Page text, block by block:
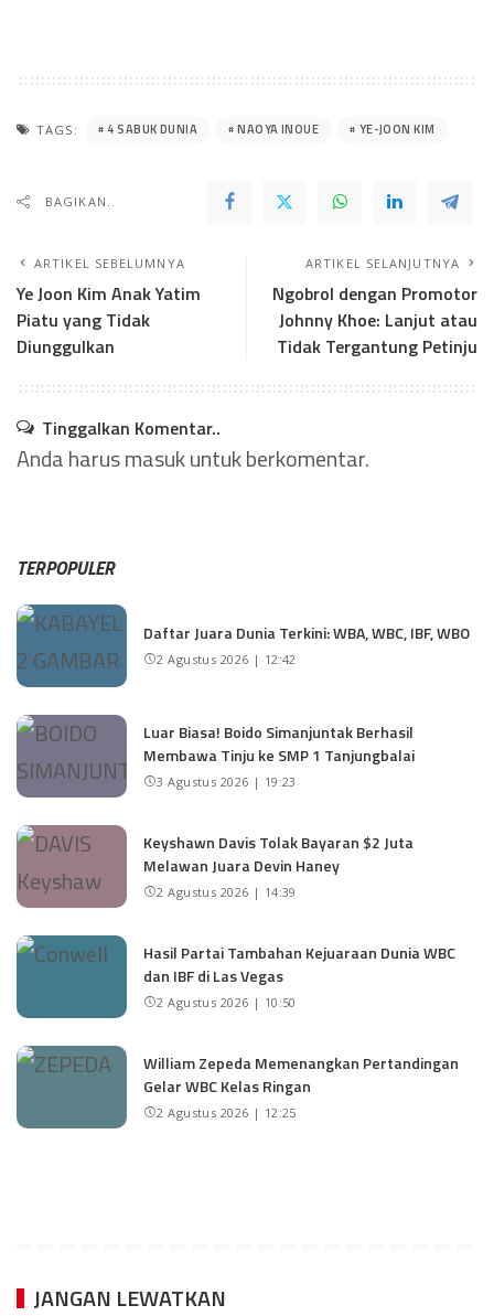
TAGS: 4 SABUK DUNIA NAOYA INOUE YE-JOON KIM
BAGIKAN..
ARTIKEL SEBELUMNYA
Ye Joon Kim Anak Yatim
Piatu yang Tidak
Diunggulkan
ARTIKEL SELANJUTNYA
Ngobrol dengan Promotor
Johnny Khoe: Lanjut atau
Tidak Tergantung Petinju
Tinggalkan Komentar..
Anda harusmasukuntuk berkomentar.
TERPOPULER
Daftar Juara Dunia Terkini: WBA, WBC, IBF, WBO
2 Agustus 2026 | 12:42
Luar Biasa! Boido Simanjuntak Berhasil
Membawa Tinju ke SMP 1 Tanjungbalai
3 Agustus 2026 | 19:23
Keyshawn Davis Tolak Bayaran $2 Juta
Melawan Juara Devin Haney
2 Agustus 2026 | 14:39
Hasil Partai Tambahan Kejuaraan Dunia WBC
dan IBF di Las Vegas
2 Agustus 2026 | 10:50
William Zepeda Memenangkan Pertandingan
Gelar WBC Kelas Ringan
2 Agustus 2026 | 12:25
JANGAN LEWATKAN